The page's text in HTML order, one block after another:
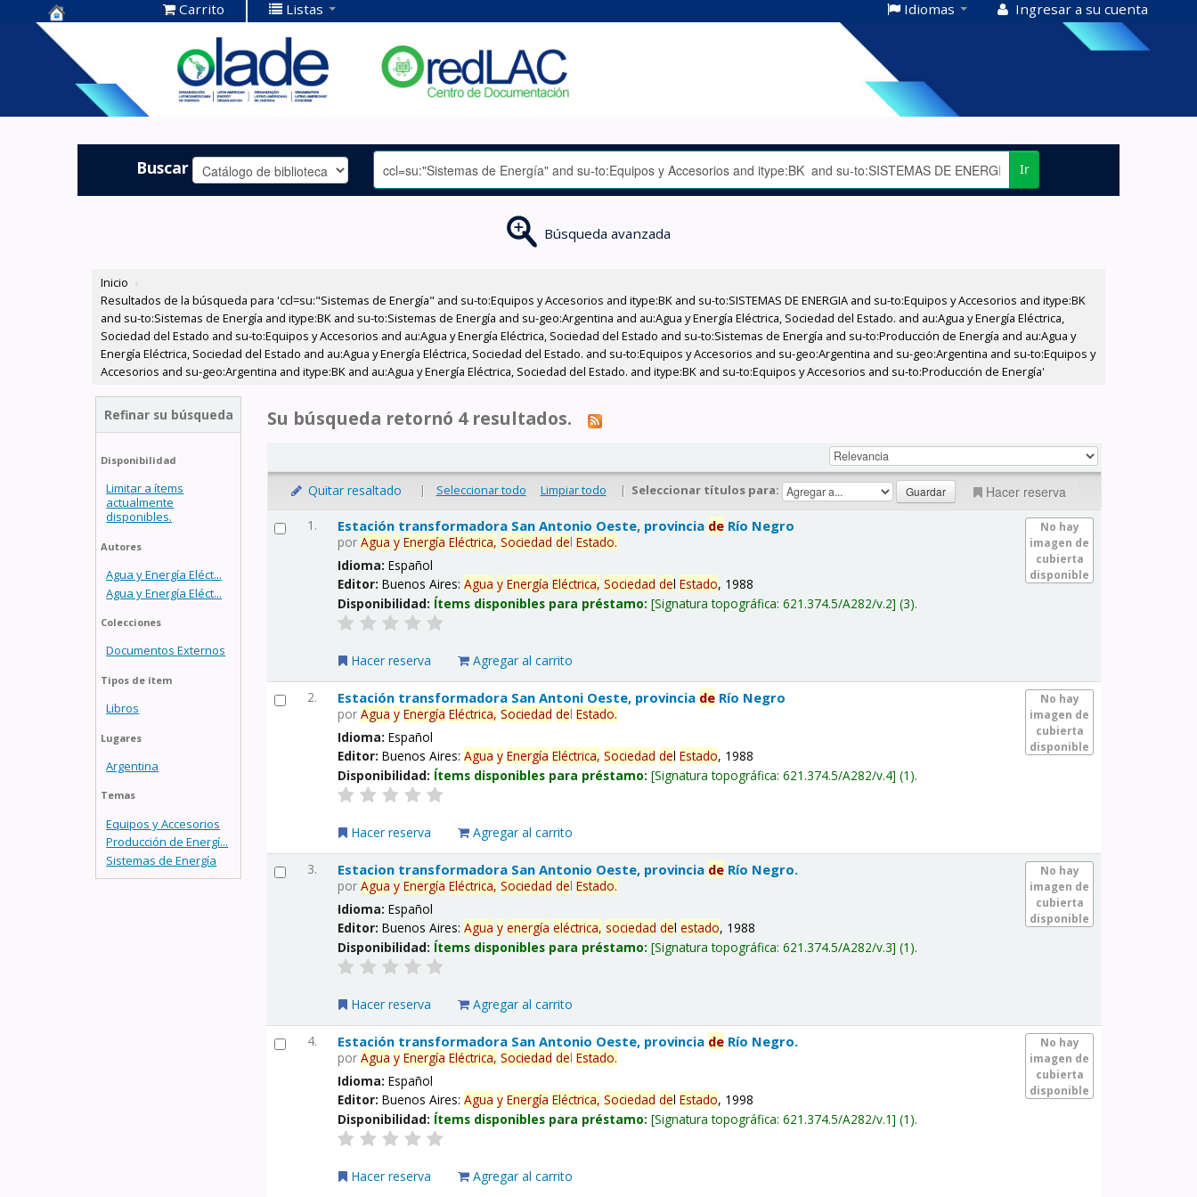
Centro de
Documentación
OLADE -
Carrito Listas Idiomas Ingresar a su cuenta
Buscar Ir
Búsqueda avanzada
Inicio ›
Resultados de la búsqueda para 'ccl=su:"Sistemas de Energía" and su-to:Equipos y Accesorios and itype:BK and su-to:SISTEMAS DE ENERGIA and su-to:Equipos y Accesorios and itype:BK
and su-to:Sistemas de Energía and itype:BK and su-to:Sistemas de Energía and su-geo:Argentina and au:Agua y Energía Eléctrica, Sociedad del Estado. and au:Agua y Energía Eléctrica,
Sociedad del Estado and su-to:Equipos y Accesorios and au:Agua y Energía Eléctrica, Sociedad del Estado and su-to:Sistemas de Energía and su-to:Producción de Energía and au:Agua y
Energía Eléctrica, Sociedad del Estado and au:Agua y Energía Eléctrica, Sociedad del Estado. and su-to:Equipos y Accesorios and su-geo:Argentina and su-geo:Argentina and su-to:Equipos y
Accesorios and su-geo:Argentina and itype:BK and au:Agua y Energía Eléctrica, Sociedad del Estado. and itype:BK and su-to:Equipos y Accesorios and su-to:Producción de Energía'
Refinar su búsqueda
Disponibilidad
Limitar a ítems
actualmente
disponibles.
Autores
Agua y Energía Eléct...
Agua y Energía Eléct...
Colecciones
Documentos Externos
Tipos de ítem
Libros
Lugares
Argentina
Temas
Equipos y Accesorios
Producción de Energí...
Sistemas de Energía
Su búsqueda retornó 4 resultados.
Quitar resaltado | Seleccionar todo Limpiar todo | Seleccionar títulos para: Hacer reserva
1.
No hay
imagen de
cubierta
disponible
Estación transformadora San Antonio Oeste, provincia de Río Negro
porAgua y Energía Eléctrica, Sociedad delEstado.
Idioma:Español
Editor:Buenos Aires:Agua y Energía Eléctrica, Sociedad delEstado, 1988
Disponibilidad: Ítems disponibles para préstamo: Signatura topográfica:621.374.5/A282/v.2 (3).
Hacer reserva Agregar al carrito
2.
No hay
imagen de
cubierta
disponible
Estación transformadora San Antoni Oeste, provincia de Río Negro
porAgua y Energía Eléctrica, Sociedad delEstado.
Idioma:Español
Editor:Buenos Aires:Agua y Energía Eléctrica, Sociedad delEstado, 1988
Disponibilidad: Ítems disponibles para préstamo: Signatura topográfica:621.374.5/A282/v.4 (1).
Hacer reserva Agregar al carrito
3.
No hay
imagen de
cubierta
disponible
Estacion transformadora San Antonio Oeste, provincia de Río Negro.
porAgua y Energía Eléctrica, Sociedad delEstado.
Idioma:Español
Editor:Buenos Aires:Agua y energía eléctrica, sociedad delestado, 1988
Disponibilidad: Ítems disponibles para préstamo: Signatura topográfica:621.374.5/A282/v.3 (1).
Hacer reserva Agregar al carrito
4.
No hay
imagen de
cubierta
disponible
Estación transformadora San Antonio Oeste, provincia de Río Negro.
porAgua y Energía Eléctrica, Sociedad delEstado.
Idioma:Español
Editor:Buenos Aires:Agua y Energía Eléctrica, Sociedad delEstado, 1998
Disponibilidad: Ítems disponibles para préstamo: Signatura topográfica:621.374.5/A282/v.1 (1).
Hacer reserva Agregar al carrito